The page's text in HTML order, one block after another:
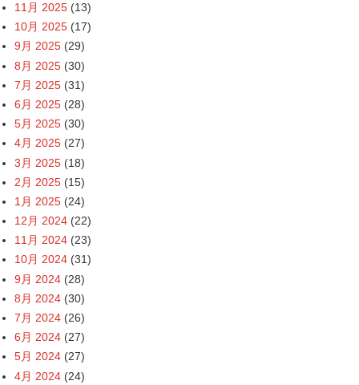
11月 2025 (13)
10月 2025 (17)
9月 2025 (29)
8月 2025 (30)
7月 2025 (31)
6月 2025 (28)
5月 2025 (30)
4月 2025 (27)
3月 2025 (18)
2月 2025 (15)
1月 2025 (24)
12月 2024 (22)
11月 2024 (23)
10月 2024 (31)
9月 2024 (28)
8月 2024 (30)
7月 2024 (26)
6月 2024 (27)
5月 2024 (27)
4月 2024 (24)